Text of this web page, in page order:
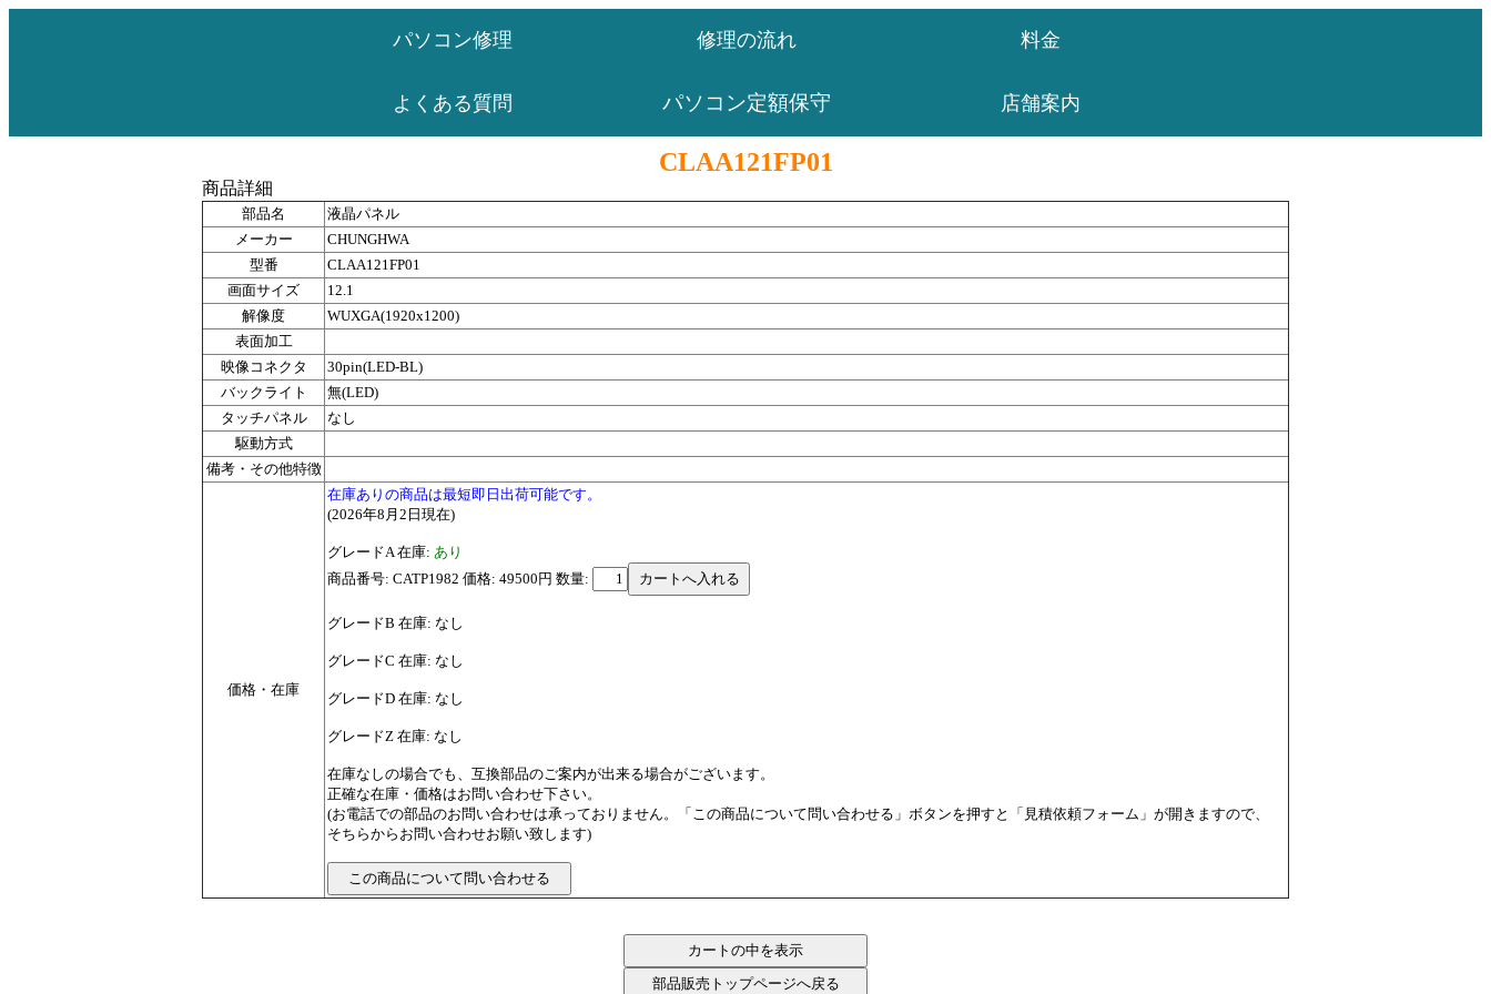
パソコン修理 修理の流れ 料金
よくある質問 パソコン定額保守 店舗案内
CLAA121FP01
商品詳細
部品名
液晶パネル
メーカー
CHUNGHWA
型番
CLAA121FP01
画面サイズ
12.1
解像度
WUXGA(1920x1200)
表面加工
映像コネクタ
30pin(LED-BL)
バックライト
無(LED)
タッチパネル
なし
駆動方式
備考・その他特徴
価格・在庫
在庫ありの商品は最短即日出荷可能です。
(2026年8月2日現在)
グレードA 在庫: あり
商品番号: CATP1982 価格: 49500円 数量:
グレードB 在庫: なし
グレードC 在庫: なし
グレードD 在庫: なし
グレードZ 在庫: なし
在庫なしの場合でも、互換部品のご案内が出来る場合がございます。
正確な在庫・価格はお問い合わせ下さい。
(お電話での部品のお問い合わせは承っておりません。「この商品について問い合わせる」ボタンを押すと「見積依頼フォーム」が開きますので、
そちらからお問い合わせお願い致します)